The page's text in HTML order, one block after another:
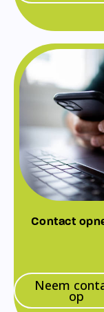
Contact
Neem
op